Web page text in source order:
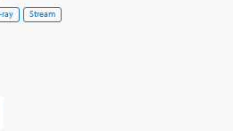
ray Stream
Seite